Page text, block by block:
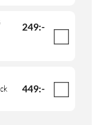
249:-
449:-